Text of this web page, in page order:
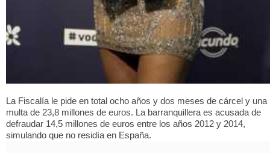
La Fiscalía le pide en total ocho años y dos meses de cárcel y una
multa de 23,8 millones de euros. La barranquillera es acusada de
defraudar 14,5 millones de euros entre los años 2012 y 2014,
simulando que no residía en España.